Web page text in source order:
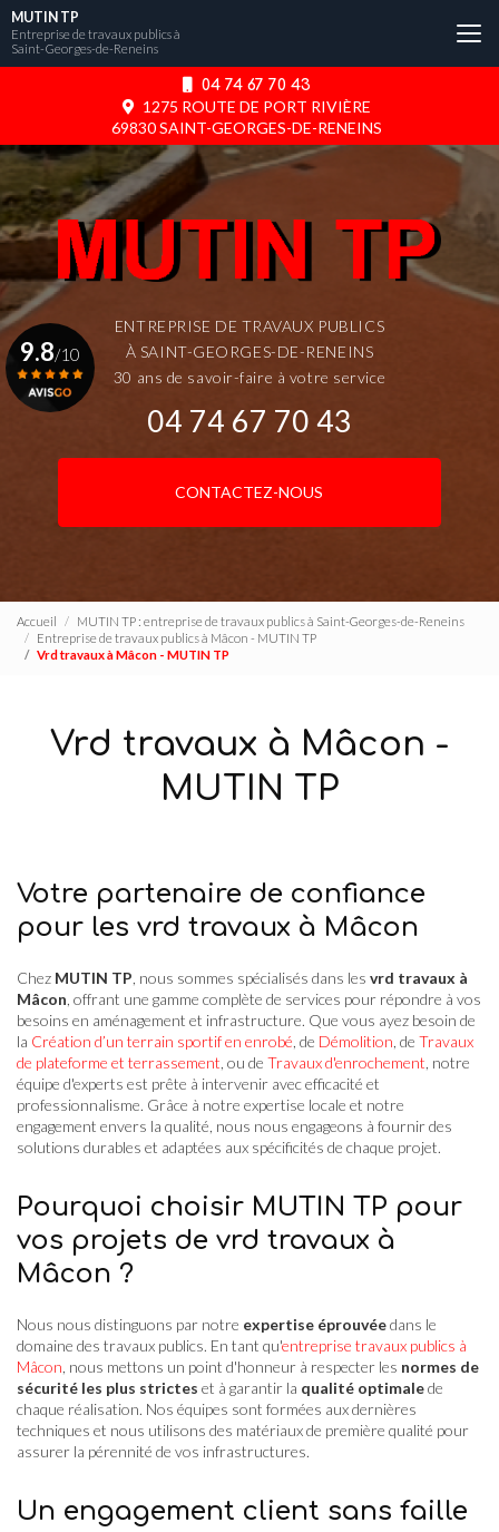
Aller
au
contenu
04 74 67 70 43
1275 ROUTE DE PORT RIVIÈRE
69830 SAINT-GEORGES-DE-RENEINS
MUTIN TP
Entreprise de travaux publics à
Saint-Georges-de-Reneins
ENTREPRISE DE TRAVAUX PUBLICS
À SAINT-GEORGES-DE-RENEINS
30 ans de savoir-faire à votre service
04 74 67 70 43
CONTACTEZ-NOUS
9.8/10
Accueil
MUTIN TP : entreprise de travaux publics à Saint-Georges-de-Reneins
Entreprise de travaux publics à Mâcon - MUTIN TP
Vrd travaux à Mâcon - MUTIN TP
Vrd travaux à Mâcon -
MUTIN TP
Votre partenaire de confiance
pour les vrd travaux à Mâcon
Chez MUTIN TP , nous sommes spécialisés dans les vrd travaux à
Mâcon , offrant une gamme complète de services pour répondre à vos
besoins en aménagement et infrastructure. Que vous ayez besoin de
la Création d’un terrain sportif en enrobé , de Démolition , de Travaux
de plateforme et terrassement , ou de Travaux d'enrochement , notre
équipe d'experts est prête à intervenir avec efficacité et
professionnalisme. Grâce à notre expertise locale et notre
engagement envers la qualité, nous nous engageons à fournir des
solutions durables et adaptées aux spécificités de chaque projet.
Pourquoi choisir MUTIN TP pour
vos projets de vrd travaux à
Mâcon ?
Nous nous distinguons par notre expertise éprouvéedans le
domaine des travaux publics. En tant qu'entreprise travaux publics à
Mâcon , nous mettons un point d'honneur à respecter les normes de
sécurité les plus strictes et à garantir la qualité optimalede
chaque réalisation. Nos équipes sont formées aux dernières
techniques et nous utilisons des matériaux de première qualité pour
assurer la pérennité de vos infrastructures.
Un engagement client sans faille